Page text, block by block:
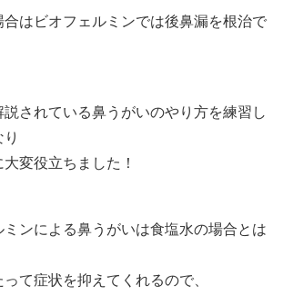
はビオフェルミンでは後鼻漏を根治で
されている鼻うがいのやり方を練習し
変役立ちました！
ミンによる鼻うがいは食塩水の場合とは
て症状を抑えてくれるので、